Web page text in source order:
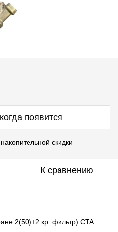
появится
скидки
К сравнению
2(50)+2 кр. фильтр) СТА